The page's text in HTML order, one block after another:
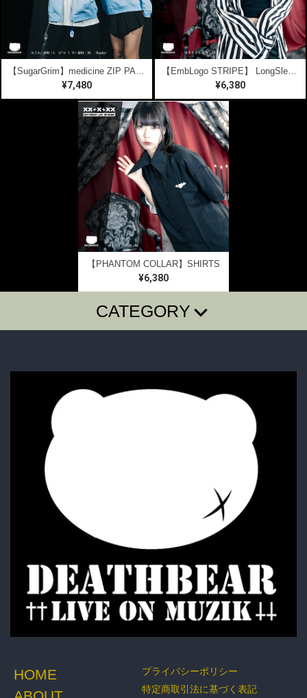
¥7,480 ¥6,380
【PHANTOM COLLAR】SHIRTS
¥6,380
CATEGORY
T-SHIRTS LONG SLEEVE T
ACCESSORY
HOME
プライバシーポリシー
特定商取引法に基づく表記